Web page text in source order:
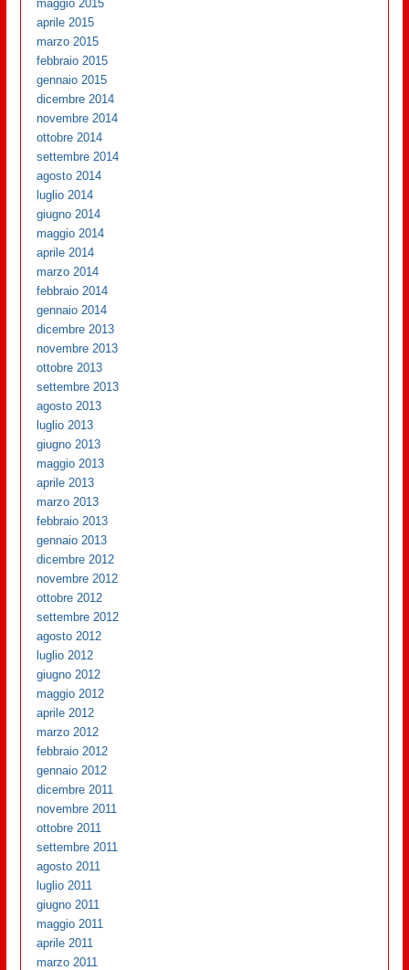
maggio 2015
aprile 2015
marzo 2015
febbraio 2015
gennaio 2015
dicembre 2014
novembre 2014
ottobre 2014
settembre 2014
agosto 2014
luglio 2014
giugno 2014
maggio 2014
aprile 2014
marzo 2014
febbraio 2014
gennaio 2014
dicembre 2013
novembre 2013
ottobre 2013
settembre 2013
agosto 2013
luglio 2013
giugno 2013
maggio 2013
aprile 2013
marzo 2013
febbraio 2013
gennaio 2013
dicembre 2012
novembre 2012
ottobre 2012
settembre 2012
agosto 2012
luglio 2012
giugno 2012
maggio 2012
aprile 2012
marzo 2012
febbraio 2012
gennaio 2012
dicembre 2011
novembre 2011
ottobre 2011
settembre 2011
agosto 2011
luglio 2011
giugno 2011
maggio 2011
aprile 2011
marzo 2011